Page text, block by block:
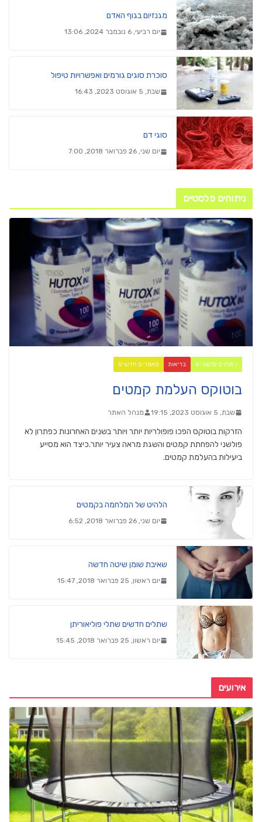
מגנזיום בגוף האדם
יום רביעי, 6 נובמבר 2024, 13:06
סוכרת סוגים גורמים ואפשרויות טיפול
שבת, 5 אוגוסט 2023, 16:43
סוגי דם
יום שני, 26 פברואר 2018, 7:00
ניתוחים פלסטיים
ניתוחים פלסטיים בריאות מאמרים חדשים
בוטוקס העלמת קמטים
שבת, 5 אוגוסט 2023, 19:15 מנהל האתר
הזרקות בוטוקס הפכו פופולריות יותר ויותר בשנים האחרונות כפתרון לא
פולשני להפחתת קמטים והשגת מראה צעיר יותר.כיצד הוא מסייע
ביעילות בהעלמת קמטים.
הלהיט של המלחמה בקמטים
יום שני, 26 פברואר 2018, 6:52
שאיבת שומן שיטה חדשה
יום ראשון, 25 פברואר 2018, 15:47
שתלים חדשים שתלי פוליאוריתן
יום ראשון, 25 פברואר 2018, 15:45
אירועים